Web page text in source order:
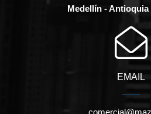
Medellín - Antioquia
EMAIL